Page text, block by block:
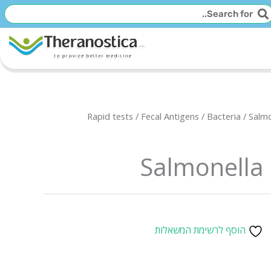
חיפוש
Rapid tests / Fecal Antigens / Bacteria /
הוסף לרשימת המשאלות